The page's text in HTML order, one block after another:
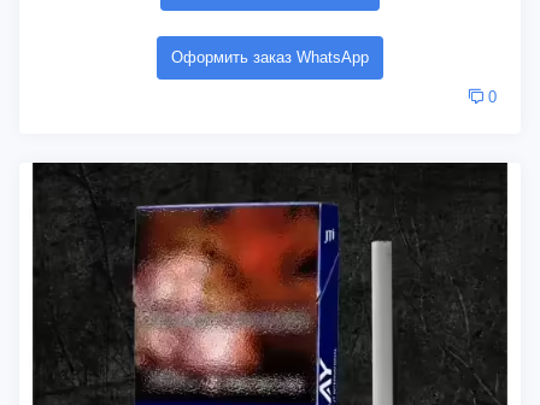
Оформить заказ WhatsApp
0